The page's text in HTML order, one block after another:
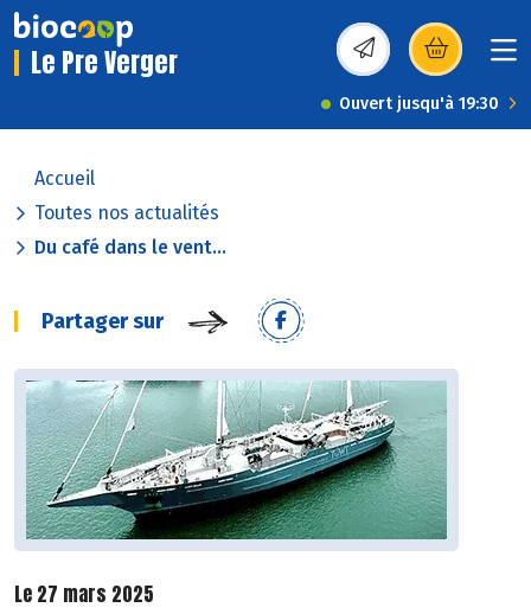
Le Pre Verger (s’ouvre dans une
Ouvert jusqu'à 19:30
Accueil
Toutes nos actualités
Du café dans le vent...
Partager sur
Le 27 mars 2025